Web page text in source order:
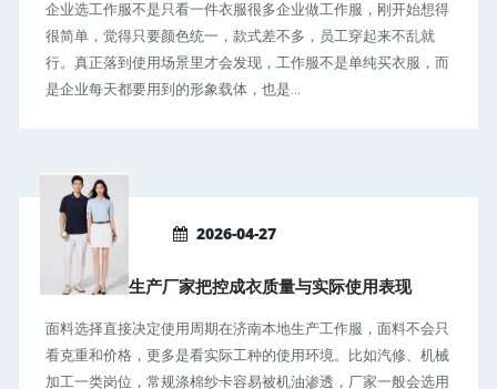
企业选工作服不是只看一件衣服很多企业做工作服，刚开始想得
很简单，觉得只要颜色统一，款式差不多，员工穿起来不乱就
行。真正落到使用场景里才会发现，工作服不是单纯买衣服，而
是企业每天都要用到的形象载体，也是...
2026-04-27
济南工作服生产厂家把控成衣质量与实际使用表现
面料选择直接决定使用周期在济南本地生产工作服，面料不会只
看克重和价格，更多是看实际工种的使用环境。比如汽修、机械
加工一类岗位，常规涤棉纱卡容易被机油渗透，厂家一般会选用